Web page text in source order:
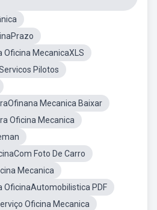
Oficina MecanicaXLS
Pilotos
Mecanica Baixar
Oficina Mecanica
Foto De Carro
Mecanica
OficinaAutomobilistica PDF
Oficina Mecanica